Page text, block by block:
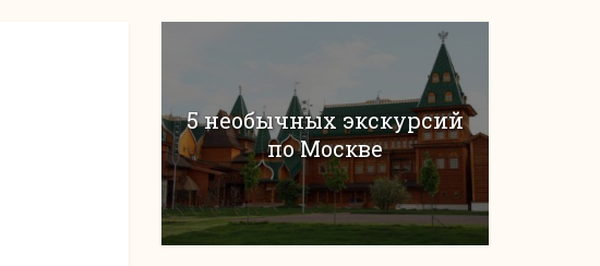
5 необычных экскурсий
по Москве